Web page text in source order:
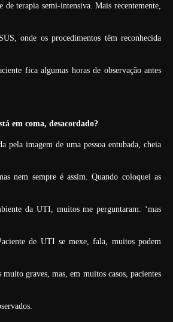
de terapia semi-intensiva. Mais recentemente,
onde os procedimentos têm reconhecida
fica algumas horas de observação antes
em coma, desacordado?
pela imagem de uma pessoa entubada, cheia
nem sempre é assim. Quando coloquei as
da UTI, muitos me perguntaram: ‘mas
de UTI se mexe, fala, muitos podem
muito graves, mas, em muitos casos, pacientes